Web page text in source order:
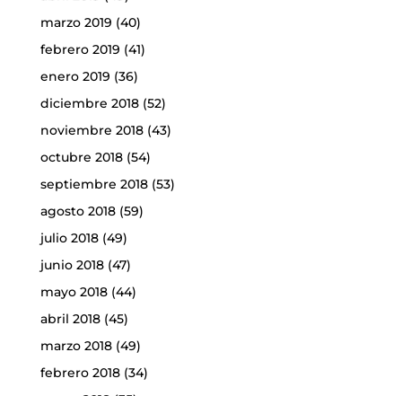
marzo 2019 (40)
febrero 2019 (41)
enero 2019 (36)
diciembre 2018(52)
noviembre 2018(43)
octubre 2018(54)
septiembre 2018(53)
agosto 2018(59)
julio 2018(49)
junio 2018(47)
mayo 2018(44)
abril 2018(45)
marzo 2018(49)
febrero 2018(34)